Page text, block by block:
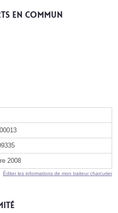
en commun
2008
Éditer les informations de mon traiteur charcutier